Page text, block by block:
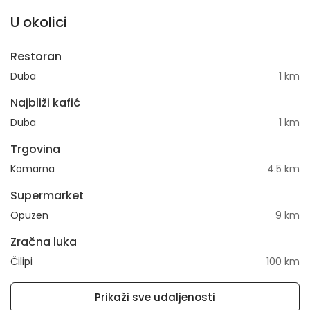
U okolici
Restoran
Duba 1 km
Najbliži kafić
Duba 1 km
Trgovina
Komarna 4.5 km
Supermarket
Opuzen 9 km
Zračna luka
Čilipi 100 km
Prikaži sve udaljenosti